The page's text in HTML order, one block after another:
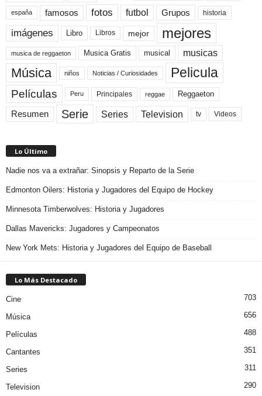
españa famosos fotos futbol Grupos historia
imágenes Libro Libros mejor mejores
musica de reggaeton Musica Gratis musical musicas
Música niños Noticias / Curiosidades Pelicula
Películas Peru Principales reggae Reggaeton
Resumen Serie Series Television tv Videos
Lo Último
Nadie nos va a extrañar: Sinopsis y Reparto de la Serie
Edmonton Oilers: Historia y Jugadores del Equipo de Hockey
Minnesota Timberwolves: Historia y Jugadores
Dallas Mavericks: Jugadores y Campeonatos
New York Mets: Historia y Jugadores del Equipo de Baseball
Lo Más Destacado
Cine 703
Música 656
Películas 488
Cantantes 351
Series 311
Television 290